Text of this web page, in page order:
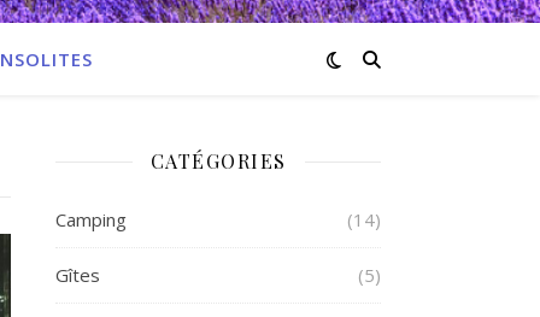
CATÉGORIES
Camping (14)
Gîtes (5)